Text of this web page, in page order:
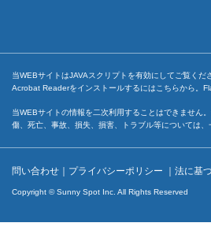
当WEBサイトはJAVAスクリプトを有効にしてご覧く
Acrobat Readerをインストールするには こちらから。
当WEBサイトの情報を二次利用することはできません
傷、死亡、事故、損失、損害、トラブル等については
問い合わせ ｜ プライバシーポリシー ｜ 法に基
Copyright © Sunny Spot Inc. All Rights Reserved